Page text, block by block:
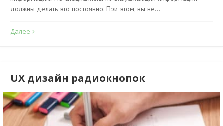
должны делать это постоянно. При этом, вы не…
Далее
UX дизайн радиокнопок